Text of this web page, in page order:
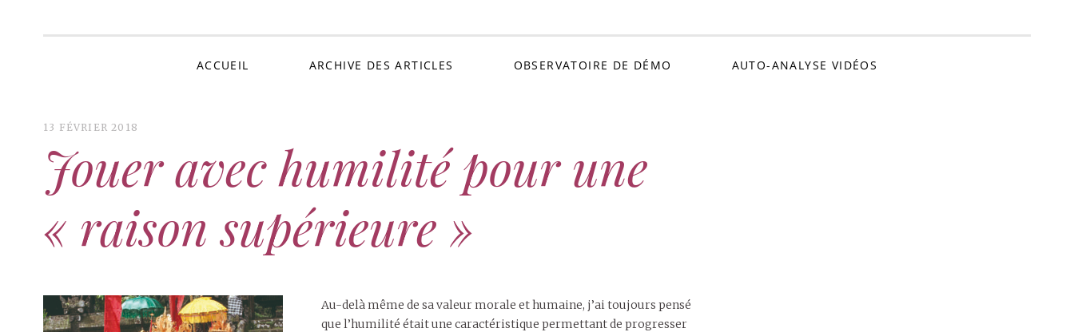
ACCUEIL ARCHIVE DES ARTICLES OBSERVATOIRE DE DÉMO AUTO-ANALYSE VIDÉOS
13 FÉVRIER 2018
Jouer avec humilité pour une
« raison supérieure »
Au-delà même de sa valeur morale et humaine, j’ai toujours pensé
que l’humilité était une caractéristique permettant de progresser